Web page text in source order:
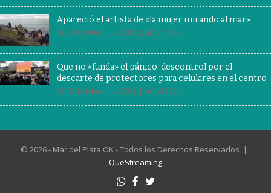
Apareció el artista de «la mujer mirando al mar»
19 de febrero de 2021 | 177633
Que no «funda» el pánico: descontrol por el
descarte de protectores para celulares en el centro
08 de febrero de 2021 | 149300
© 2026 - Mar del Plata OK - Todos los Derechos Reservados |
QueStreaming